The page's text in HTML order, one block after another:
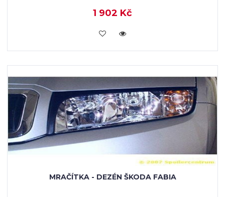
1 902 Kč
KOUPIT
MRAČÍTKA - DEZÉN ŠKODA FABIA